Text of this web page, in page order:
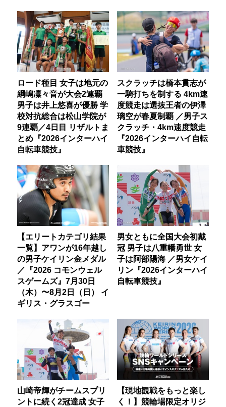
ロード種目 女子は地元の
綱嶋凜々音が大会2連覇
男子は井上悠喜が優勝 学
校対抗総合は松山学院が
9連覇／4日目 リザルトま
とめ『2026インターハイ
自転車競技』
スクラッチは橋本貫志が
一騎打ちを制する 4km速
度競走は選抜王者の伊澤
璃空が春夏制覇 ／男子ス
クラッチ・4km速度競走
『2026インターハイ自転
車競技』
【エリートカテゴリ結果
一覧】アワンが16年越し
の男子ケイリン金メダル
／『2026 コモンウェル
スゲームズ』7月30日
（木）〜8月2日（日） イ
ギリス・グラスゴー
男女ともに全国大会初戴
冠 男子は八重幡勇世 女
子は阿部陽海 ／男女ケイ
リン『2026インターハイ
自転車競技』
山崎帝輝がチームスプリ
ントに続く2冠達成 女子
【現地観戦をもっと楽し
く！】競輪場限定オリジ